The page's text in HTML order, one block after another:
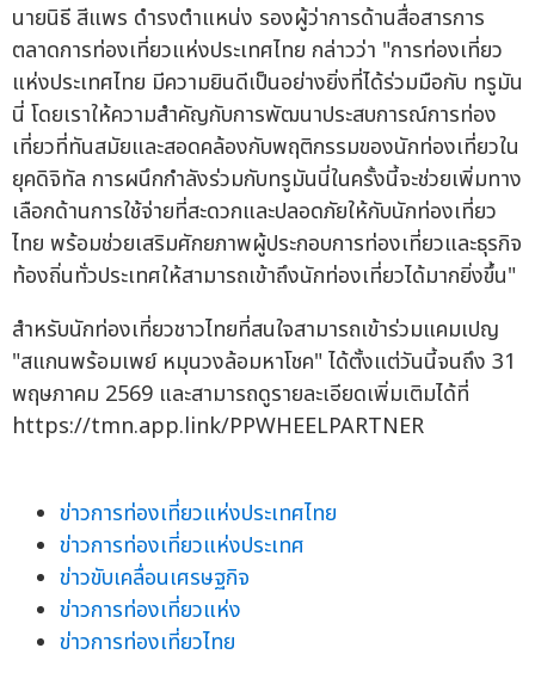
นายนิธี สีแพร ดำรงตำแหน่ง รองผู้ว่าการด้านสื่อสารการ
ตลาดการท่องเที่ยวแห่งประเทศไทย กล่าวว่า "การท่องเที่ยว
แห่งประเทศไทย มีความยินดีเป็นอย่างยิ่งที่ได้ร่วมมือกับ ทรูมัน
นี่ โดยเราให้ความสำคัญกับการพัฒนาประสบการณ์การท่อง
เที่ยวที่ทันสมัยและสอดคล้องกับพฤติกรรมของนักท่องเที่ยวใน
ยุคดิจิทัล การผนึกกำลังร่วมกับทรูมันนี่ในครั้งนี้จะช่วยเพิ่มทาง
เลือกด้านการใช้จ่ายที่สะดวกและปลอดภัยให้กับนักท่องเที่ยว
ไทย พร้อมช่วยเสริมศักยภาพผู้ประกอบการท่องเที่ยวและธุรกิจ
ท้องถิ่นทั่วประเทศให้สามารถเข้าถึงนักท่องเที่ยวได้มากยิ่งขึ้น"
สำหรับนักท่องเที่ยวชาวไทยที่สนใจสามารถเข้าร่วมแคมเปญ
"สแกนพร้อมเพย์ หมุนวงล้อมหาโชค" ได้ตั้งแต่วันนี้จนถึง 31
พฤษภาคม 2569 และสามารถดูรายละเอียดเพิ่มเติมได้ที่
https://tmn.app.link/PPWHEELPARTNER
ข่าวการท่องเที่ยวแห่งประเทศไทย
ข่าวการท่องเที่ยวแห่งประเทศ
ข่าวขับเคลื่อนเศรษฐกิจ
ข่าวการท่องเที่ยวแห่ง
ข่าวการท่องเที่ยวไทย